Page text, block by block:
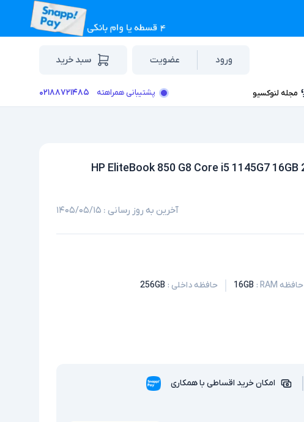
ورود عضویت سبد خرید
مجله لنوکسیو پشتیبانی همراهته ۰۲۱۸۸۷۲۱۴۸۵
آخرین به روز رسانی : ۱۴۰۵/۰۵/۱۵
حافظه RAM :
16GB حافظه داخلی :
256GB
امکان خرید اقساطی با همکاری